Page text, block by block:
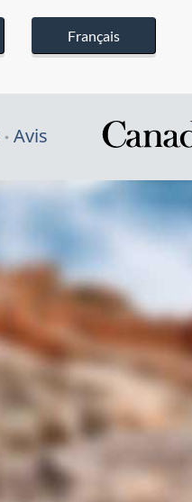
Français
Avis